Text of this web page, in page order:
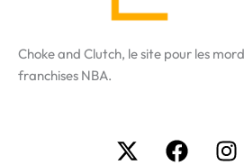
Choke and Clutch, le site pour les
franchises NBA.
X-